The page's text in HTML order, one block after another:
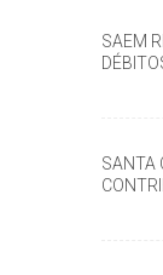
SAEM
SANTA